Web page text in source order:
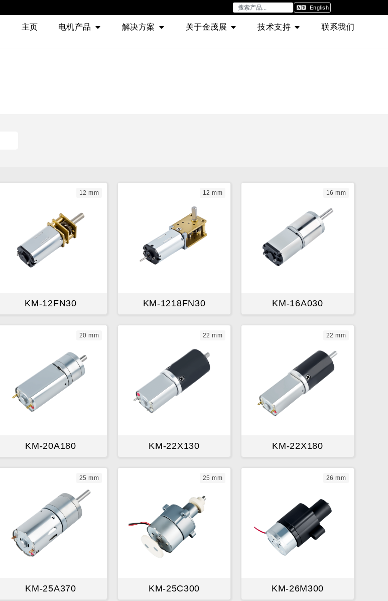
English
主页 电机产品 解决方案 关于金茂展 技术支持 联系我们
12 mm
KM-12FN30
12 mm
KM-1218FN30
16 mm
KM-16A030
20 mm
KM-20A180
22 mm
KM-22X130
22 mm
KM-22X180
25 mm
KM-25A370
25 mm
KM-25C300
26 mm
KM-26M300